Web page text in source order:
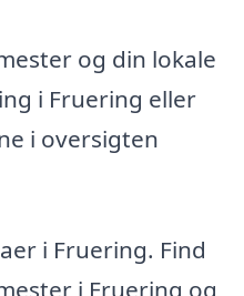
og din lokale
i Fruering eller
i oversigten
i Fruering. Find
i Fruering og